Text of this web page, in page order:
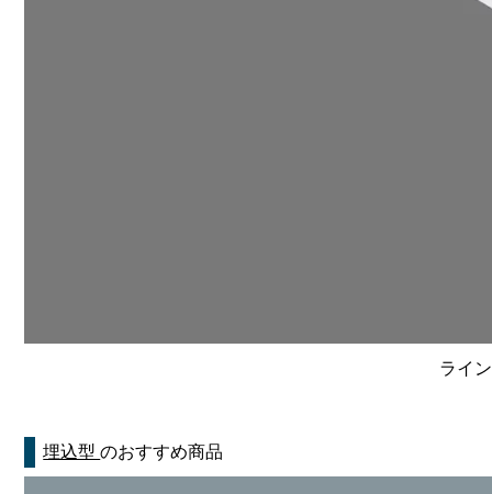
ライ
埋込型のおすすめ商品